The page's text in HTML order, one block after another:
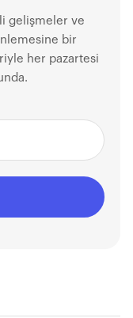
gelişmeler ve
bir
her pazartesi